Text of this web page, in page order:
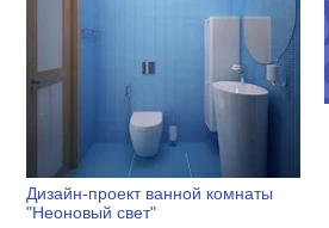
Дизайн-проект ванной комнаты
"Неоновый свет"